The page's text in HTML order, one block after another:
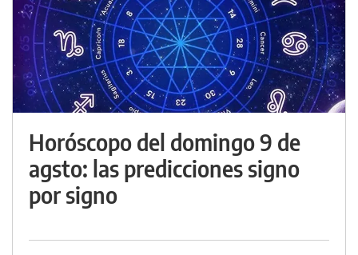
Horóscopo del domingo 9 de
agsto: las predicciones signo
por signo